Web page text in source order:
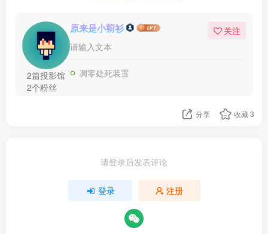
2篇投影馆
2个粉丝
原来是小莂衫
请输入文本
关注
凋零处死装置
分享 收藏3
请登录后发表评论
登录 注册